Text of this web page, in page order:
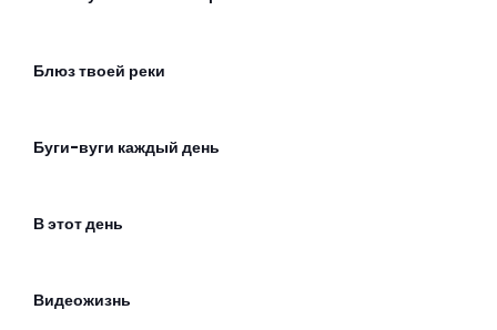
Блюз твоей реки
Буги-вуги каждый день
В этот день
Видеожизнь